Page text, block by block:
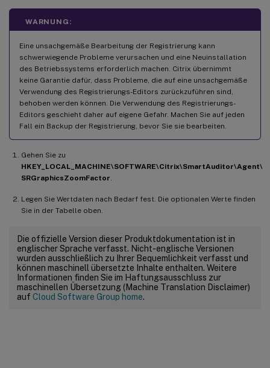
WARNUNG:
Eine unsachgemäße Bearbeitung der Registrierung kann
schwerwiegende Probleme verursachen und eine Neuinstallation
des Betriebssystems erforderlich machen. Citrix übernimmt
keine Garantie dafür, dass Probleme, die auf eine unsachgemäße
Verwendung des Registrierungs-Editors zurückzuführen sind,
behoben werden können. Die Verwendung des Registrierungs-
Editors geschieht daher auf eigene Gefahr. Machen Sie auf jeden
Fall ein Backup der Registrierung, bevor Sie sie bearbeiten.
Gehen Sie zu
HKEY_LOCAL_MACHINE\SOFTWARE\Citrix\SmartAuditor\Agent\
SRGraphicsZoomFactor
Legen Sie Wertdaten nach Bedarf fest. Die optionalen Werte finden
Sie in der Tabelle oben.
Die offizielle Version dieser Produktdokumentation ist in
englischer Sprache verfasst. Nicht-englische Versionen
wurden ausschließlich zu Ihrer Bequemlichkeit verfasst und
können maschinell übersetzte Inhalte enthalten. Weitere
Informationen finden Sie im Haftungsausschluss zur
maschinellen Übersetzung (Machine Translation Disclaimer)
auf Cloud Software Group home.